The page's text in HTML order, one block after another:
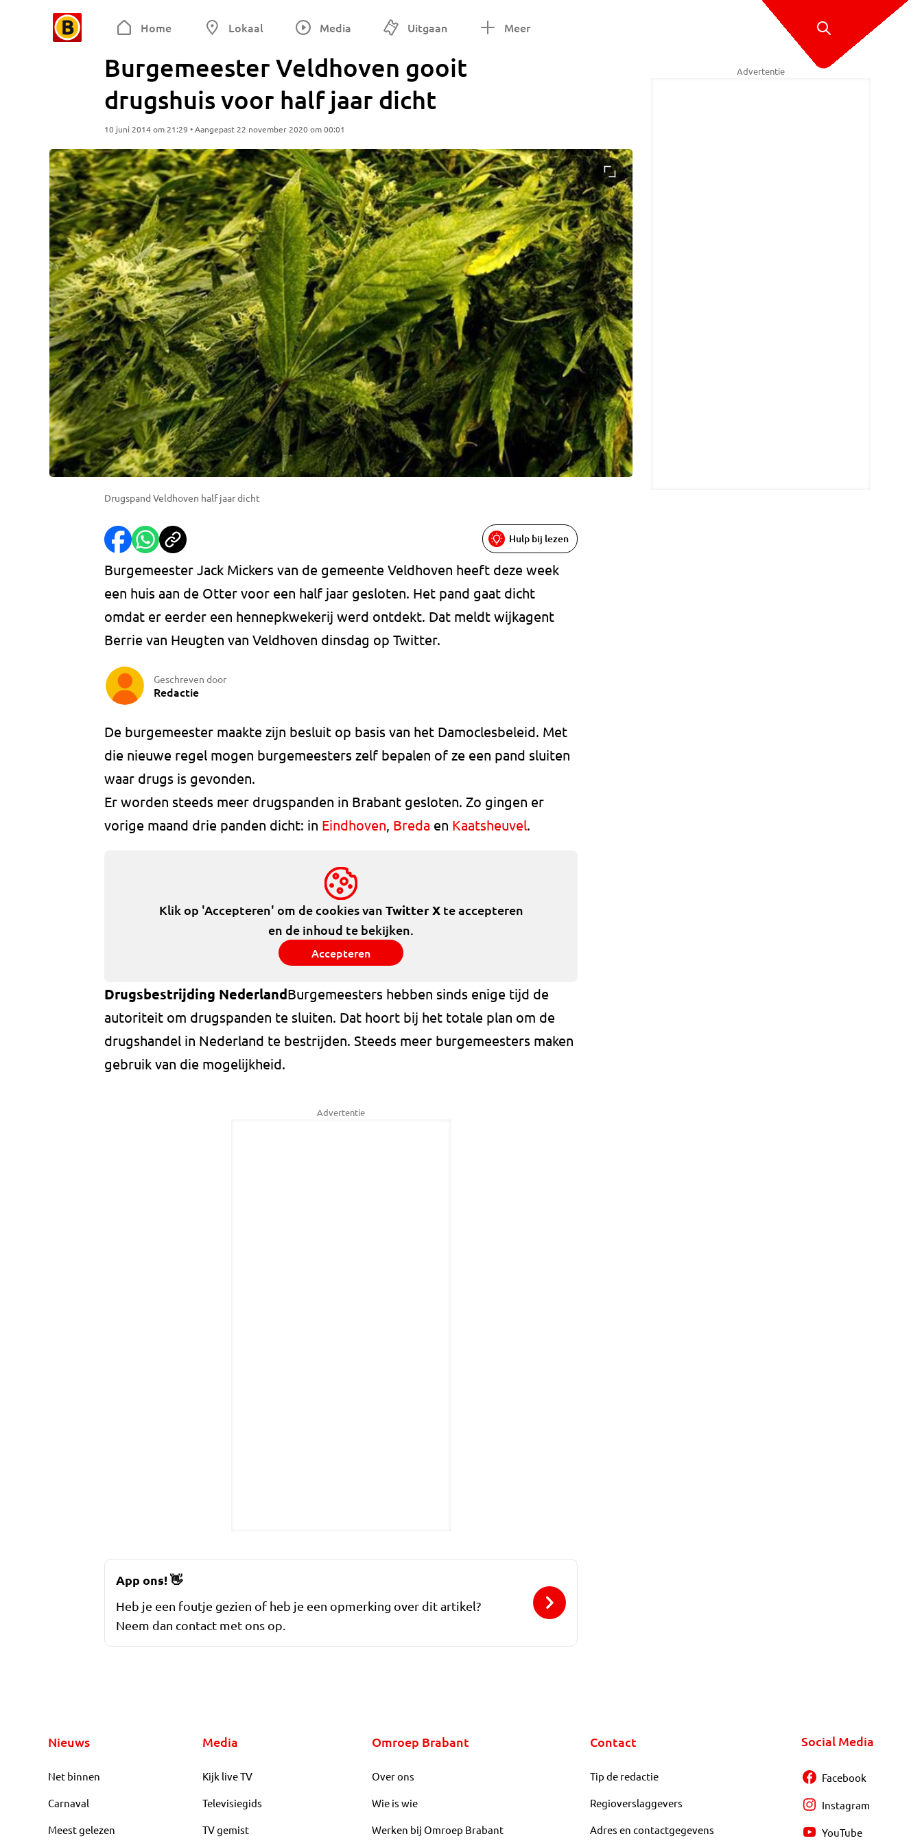
Home Lokaal Media Uitgaan Meer
Burgemeester Veldhoven gooit
drugshuis voor half jaar dicht
10 juni 2014 om 21:29 • Aangepast 22 november 2020 om 00:01
Drugspand Veldhoven half jaar dicht
Hulp bij lezen
Burgemeester Jack Mickers van de gemeente Veldhoven heeft deze week
een huis aan de Otter voor een half jaar gesloten. Het pand gaat dicht
omdat er eerder een hennepkwekerij werd ontdekt. Dat meldt wijkagent
Berrie van Heugten van Veldhoven dinsdag op Twitter.
Geschreven door
Redactie
De burgemeester maakte zijn besluit op basis van het Damoclesbeleid. Met
die nieuwe regel mogen burgemeesters zelf bepalen of ze een pand sluiten
waar drugs is gevonden.
Er worden steeds meer drugspanden in Brabant gesloten. Zo gingen er
vorige maand drie panden dicht: in Eindhoven, Breda en Kaatsheuvel.
Klik op 'Accepteren' om de cookies van Twitter Xte accepteren
en de inhoud te bekijken.
Accepteren
Drugsbestrijding NederlandBurgemeesters hebben sinds enige tijd de
autoriteit om drugspanden te sluiten. Dat hoort bij het totale plan om de
drugshandel in Nederland te bestrijden. Steeds meer burgemeesters maken
gebruik van die mogelijkheid.
Advertentie
Advertentie
App ons!👋
Heb je een foutje gezien of heb je een opmerking over dit artikel?
Neem dan contact met ons op.
Nieuws
Net binnen
Carnaval
Meest gelezen
Media
Kijk live TV
Televisiegids
TV gemist
Omroep Brabant
Over ons
Wie is wie
Werken bij Omroep Brabant
Contact
Tip de redactie
Regioverslaggevers
Adres en contactgegevens
Social Media
Facebook
Instagram
YouTube